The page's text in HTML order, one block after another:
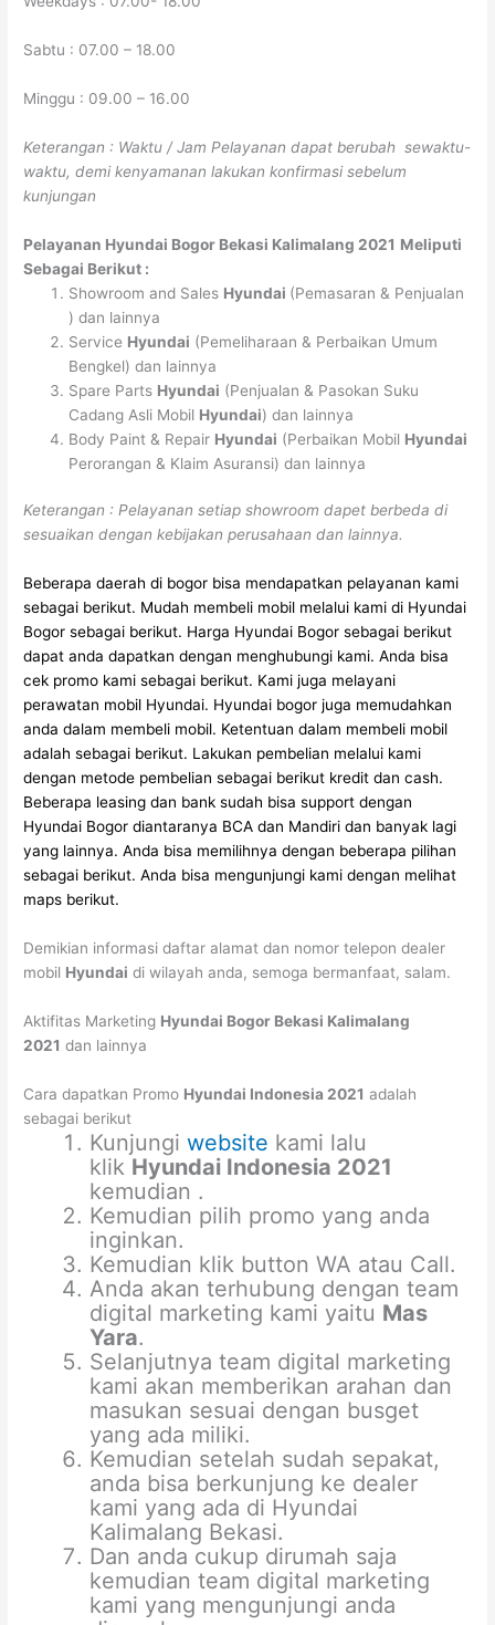
Sabtu : 07.00 – 18.00
Minggu : 09.00 – 16.00
Keterangan : Waktu / Jam Pelayanan dapat berubah sewaktu-
waktu, demi kenyamanan lakukan konfirmasi sebelum
kunjungan
Pelayanan Hyundai Bogor Bekasi Kalimalang 2021 Meliputi
Sebagai Berikut :
Showroom and Sales Hyundai (Pemasaran & Penjualan
) dan lainnya
Service Hyundai (Pemeliharaan & Perbaikan Umum
Bengkel) dan lainnya
Spare Parts Hyundai (Penjualan & Pasokan Suku
Cadang Asli Mobil Hyundai) dan lainnya
Body Paint & Repair Hyundai (Perbaikan Mobil Hyundai
Perorangan & Klaim Asuransi) dan lainnya
Keterangan : Pelayanan setiap showroom dapet berbeda di
sesuaikan dengan kebijakan perusahaan dan lainnya.
Beberapa daerah di bogor bisa mendapatkan pelayanan kami
sebagai berikut. Mudah membeli mobil melalui kami di Hyundai
Bogor sebagai berikut. Harga Hyundai Bogor sebagai berikut
dapat anda dapatkan dengan menghubungi kami. Anda bisa
cek promo kami sebagai berikut. Kami juga melayani
perawatan mobil Hyundai. Hyundai bogor juga memudahkan
anda dalam membeli mobil. Ketentuan dalam membeli mobil
adalah sebagai berikut. Lakukan pembelian melalui kami
dengan metode pembelian sebagai berikut kredit dan cash.
Beberapa leasing dan bank sudah bisa support dengan
Hyundai Bogor diantaranya BCA dan Mandiri dan banyak lagi
yang lainnya. Anda bisa memilihnya dengan beberapa pilihan
sebagai berikut. Anda bisa mengunjungi kami dengan melihat
maps berikut.
Demikian informasi daftar alamat dan nomor telepon dealer
mobil Hyundai di wilayah anda, semoga bermanfaat, salam.
Aktifitas Marketing Hyundai Bogor Bekasi Kalimalang
2021 dan lainnya
Cara dapatkan Promo Hyundai Indonesia 2021 adalah
sebagai berikut
Kunjungiwebsite kami lalu
klik Hyundai Indonesia 2021
kemudian .
Kemudian pilih promo yang anda
inginkan.
Kemudian klik button WA atau Call.
Anda akan terhubung dengan team
digital marketing kami yaitu Mas
Yara.
Selanjutnya team digital marketing
kami akan memberikan arahan dan
masukan sesuai dengan busget
yang ada miliki.
Kemudian setelah sudah sepakat,
anda bisa berkunjung ke dealer
kami yang ada di Hyundai
Kalimalang Bekasi.
Dan anda cukup dirumah saja
kemudian team digital marketing
kami yang mengunjungi anda